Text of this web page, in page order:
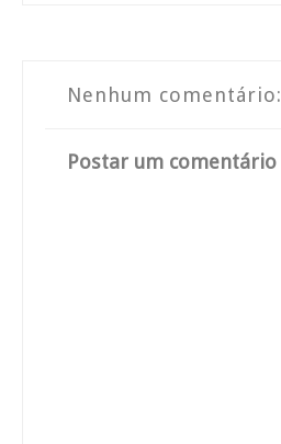
Nenhum comentário:
Postar um comentário